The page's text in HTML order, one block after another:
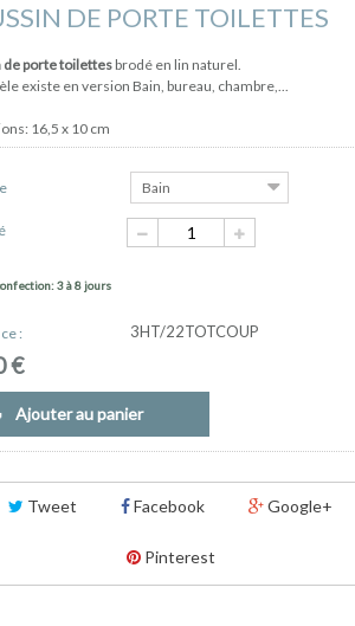
DE PORTE TOILETTES
de porte toilettes brodé en lin naturel.
existe en version Bain, bureau, chambre,...
16,5 x 10 cm
Bain
3 à 8 jours
: 3HT/22TOTCOUP
€
Ajouter au panier
Tweet Facebook Google+
Pinterest